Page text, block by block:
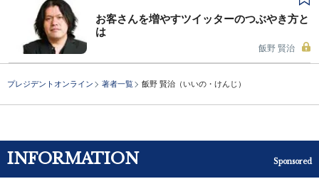
お客さんを増やすツイッターのつぶやき方と
は
飯野 賢治
プレジデントオンライン 著者一覧 飯野 賢治（いいの・けんじ）
INFORMATION Sponsored